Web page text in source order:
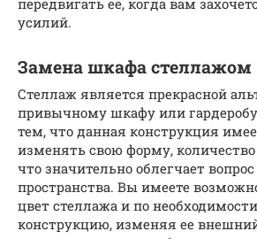
усилий.
Замена шкафа стеллажом
Стеллаж является прекрасной
привычному шкафу или
тем, что данная конструкция
изменять свою форму,
что значительно облегчает
пространства. Вы имеете
цвет стеллажа и по
конструкцию, изменяя ее